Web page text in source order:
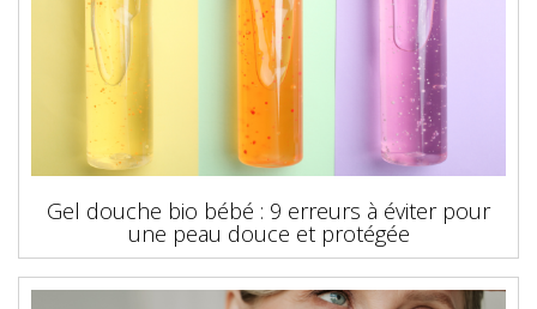
Gel douche bio bébé : 9 erreurs à éviter pour
une peau douce et protégée